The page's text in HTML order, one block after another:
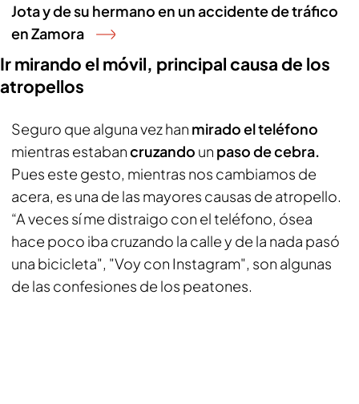
Jota y de su hermano en un accidente de tráfico
en Zamora
Ir mirando el móvil, principal causa de los
atropellos
Seguro que alguna vez han mirado el teléfono
mientras estabancruzando un paso de cebra.
Pues este gesto, mientras nos cambiamos de
acera, es una de las mayores causas de atropello.
“A veces sí me distraigo con el teléfono, ósea
hace poco iba cruzando la calle y de la nada pasó
una bicicleta", "Voy con Instagram", son algunas
de las confesiones de los peatones.